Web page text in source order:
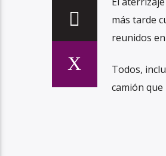
más tarde
reunidos
Todos,
camión